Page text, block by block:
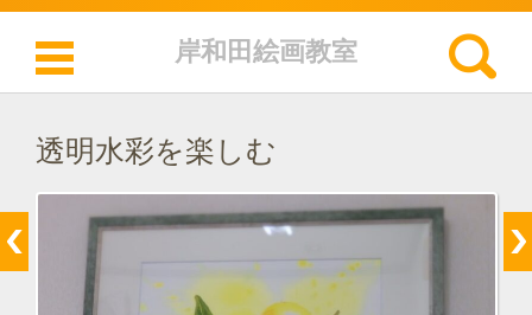
岸和田絵画教室
検索:
コンテンツに移動
透明水彩を楽しむ